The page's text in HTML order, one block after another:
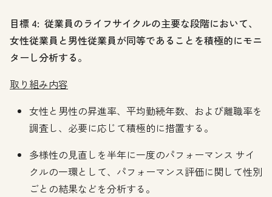
目標 4: 従業員のライフサイクルの主要な段階において、
女性従業員と男性従業員が同等であることを積極的にモニ
ターし分析する。
取り組み内容
女性と男性の昇進率、平均勤続年数、および離職率を
調査し、必要に応じて積極的に措置する。
多様性の見直しを半年に一度のパフォーマンス サイ
クルの一環として、パフォーマンス評価に関して性別
ごとの結果などを分析する。